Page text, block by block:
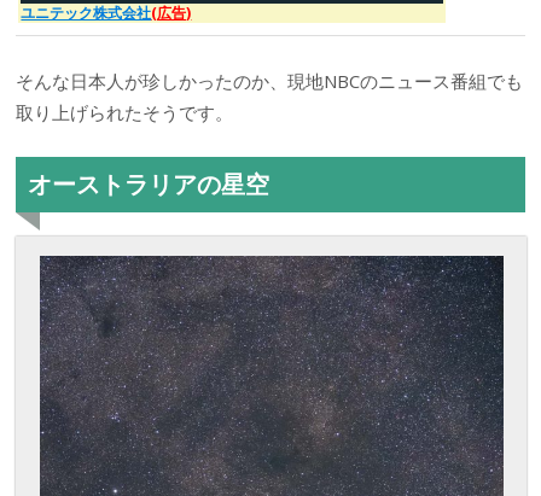
ユニテック株式会社(広告)
そんな日本人が珍しかったのか、現地NBCのニュース番組でも
取り上げられたそうです。
オーストラリアの星空